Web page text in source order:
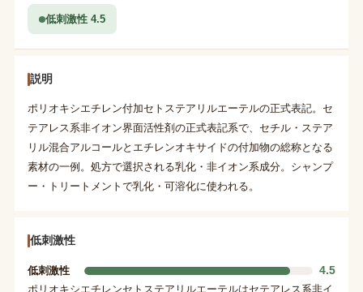
低刺激性 4.5
説明
ポリオキシエチレン付加セトステアリルエーテルの正式表記。セ
テアレス系非イオン界面活性剤の正式表記系で、セチル・ステア
リル混合アルコールとエチレンオキサイドの付加物の総称となる
素材の一例。処方で選択される乳化・非イオン系成分。シャンプ
ー・トリートメントで乳化・可溶化に使われる。
低刺激性
低刺激性 4.5
ポリオキシエチレンセトステアリルエーテルはセテアレス系非イ